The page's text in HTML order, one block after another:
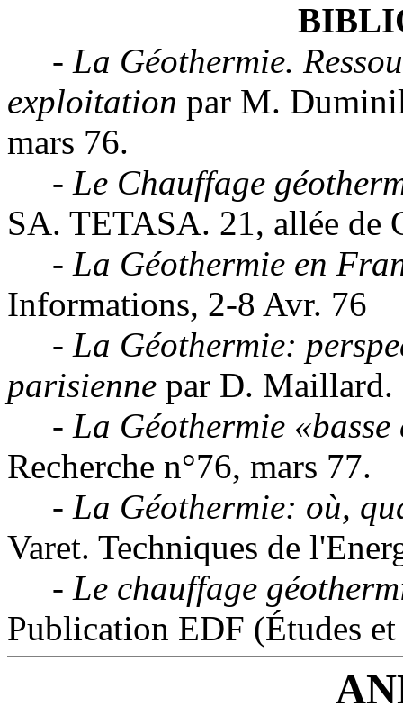
- La Géothermie.
exploitation par M.
mars 76.
- Le Chauffage
SA. TETASA. 21, allée de
- La Géothermie en
Informations, 2-8 Avr. 76
- La Géothermie:
parisienne par D. Maillard.
- La Géothermie «basse
Recherche n°76, mars 77.
- La Géothermie: où,
Varet. Techniques de
- Le chauffage
Publication EDF (Études